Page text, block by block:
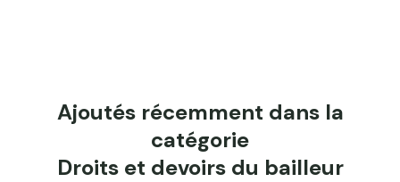
Ajoutés récemment dans la
catégorie
Droits et devoirs du bailleur